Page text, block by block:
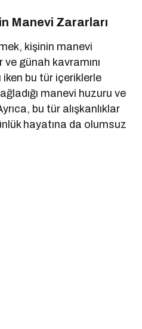
Manevi Zararları
kişinin manevi
günah kavramını
bu tür içeriklerle
manevi huzuru ve
bu tür alışkanlıklar
hayatına da olumsuz